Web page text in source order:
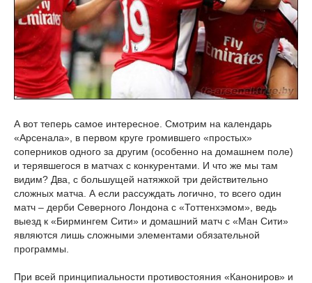
А вот теперь самое интересное. Смотрим на календарь
«Арсенала», в первом круге громившего «простых»
соперников одного за другим (особенно на домашнем поле)
и терявшегося в матчах с конкурентами. И что же мы там
видим? Два, с большущей натяжкой три действительно
сложных матча. А если рассуждать логично, то всего один
матч – дерби Северного Лондона с «Тоттенхэмом», ведь
выезд к «Бирмингем Сити» и домашний матч с «Ман Сити»
являются лишь сложными элементами обязательной
программы.
При всей принципиальности противостояния «Канониров» и